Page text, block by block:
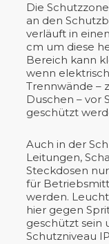
Die
an den
verläuft in
cm um diese
Bereich kann
wenn
Trennwände –
Duschen – vor
geschützt
Auch in der
Leitungen,
Steckdosen
für
werden.
hier gegen
geschützt sein
Schutzniveau